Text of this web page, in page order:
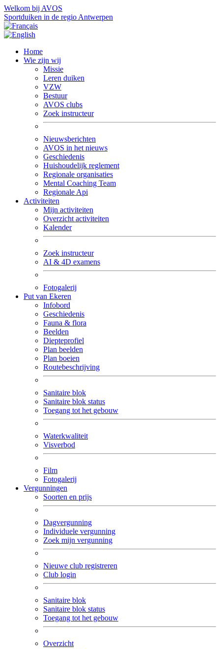
Welkom bij AVOS
Sportduiken in de regio Antwerpen
Home
Wie zijn wij
Missie
Leren duiken
VZW
Bestuur
AVOS clubs
Zoek instructeur
Nieuwsberichten
AVOS in het nieuws
Geschiedenis
Huishoudelijk reglement
Regionale organisaties
Mental Coaching Team
Regionale Api
Activiteiten
Mijn activiteiten
Overzicht activiteiten
Kalender
Zoek instructeur
AI & 4D examens
Fotogalerij
Put van Ekeren
Infobord
Geschiedenis
Fauna & flora
Beelden
Diepteprofiel
Plan beelden
Plan boeien
Routebeschrijving
Sanitaire blok
Sanitaire blok status
Toegang tot het gebouw
Waterkwaliteit
Visverbod
Film
Fotogalerij
Vergunningen
Soorten en prijs
Dagvergunning
Individuele vergunning
Zoek mijn vergunning
Nieuwe club registreren
Club login
Sanitaire blok
Sanitaire blok status
Toegang tot het gebouw
Overzicht